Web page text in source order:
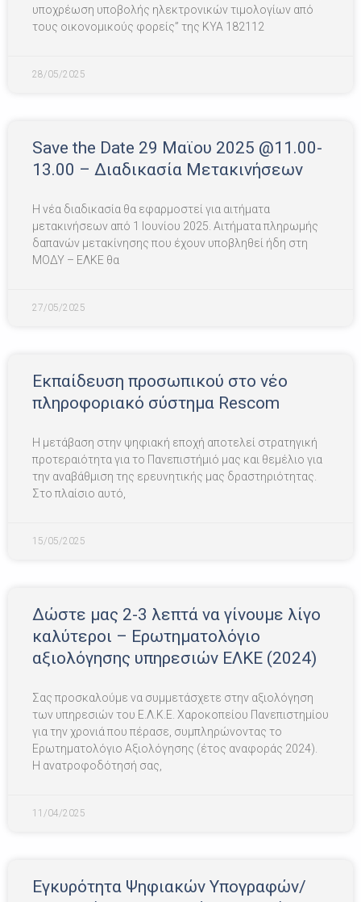
υποχρέωση υποβολής ηλεκτρονικών τιμολογίων από
τους οικονομικούς φορείς” της ΚΥΑ 182112
28/05/2025
Save the Date 29 Μαϊου 2025 @11.00-
13.00 – Διαδικασία Μετακινήσεων
Η νέα διαδικασία θα εφαρμοστεί για αιτήματα
μετακινήσεων από 1 Ιουνίου 2025. Αιτήματα πληρωμής
δαπανών μετακίνησης που έχουν υποβληθεί ήδη στη
ΜΟΔΥ – ΕΛΚΕ θα
27/05/2025
Eκπαίδευση προσωπικού στο νέο
πληροφοριακό σύστημα Rescom
Η μετάβαση στην ψηφιακή εποχή αποτελεί στρατηγική
προτεραιότητα για το Πανεπιστήμιό μας και θεμέλιο για
την αναβάθμιση της ερευνητικής μας δραστηριότητας.
Στο πλαίσιο αυτό,
15/05/2025
Δώστε μας 2-3 λεπτά να γίνουμε λίγο
καλύτεροι – Ερωτηματολόγιο
αξιολόγησης υπηρεσιών ΕΛΚΕ (2024)
Σας προσκαλούμε να συμμετάσχετε στην αξιολόγηση
των υπηρεσιών του Ε.Λ.Κ.Ε. Χαροκοπείου Πανεπιστημίου
για την χρονιά που πέρασε, συμπληρώνοντας το
Ερωτηματολόγιο Αξιολόγησης (έτος αναφοράς 2024).
Η ανατροφοδότησή σας,
11/04/2025
Εγκυρότητα Ψηφιακών Υπογραφών/